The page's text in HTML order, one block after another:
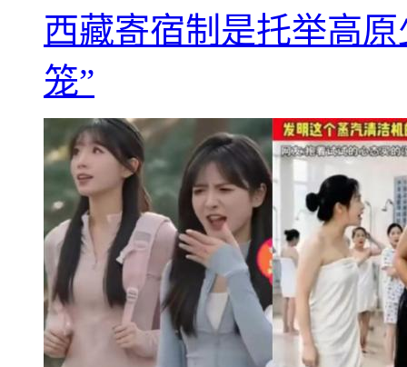
西藏寄宿制是托举高
笼”